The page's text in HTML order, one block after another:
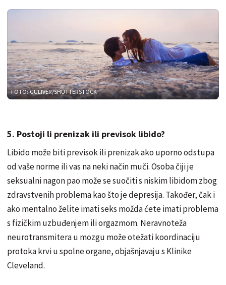
FOTO: GULIVER/SHUTTERSTOCK
5. Postoji li prenizak ili previsok libido?
Libido može biti previsok ili prenizak ako uporno odstupa
od vaše norme ili vas na neki način muči. Osoba čiji je
seksualni nagon pao može se suočiti s niskim libidom zbog
zdravstvenih problema kao što je depresija. Također, čak i
ako mentalno želite imati seks možda ćete imati problema
s fizičkim uzbuđenjem ili orgazmom. Neravnoteža
neurotransmitera u mozgu može otežati koordinaciju
protoka krvi u spolne organe, objašnjavaju s Klinike
Cleveland.